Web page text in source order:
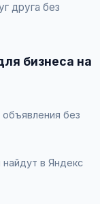
друга без
бизнеса на
без
в Яндекс